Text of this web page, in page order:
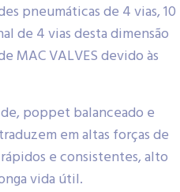
pneumáticas de 4 vias, 10
de 4 vias desta dimensão
MAC VALVES devido às
poppet balanceado e
em altas forças de
e consistentes, alto
vida útil.